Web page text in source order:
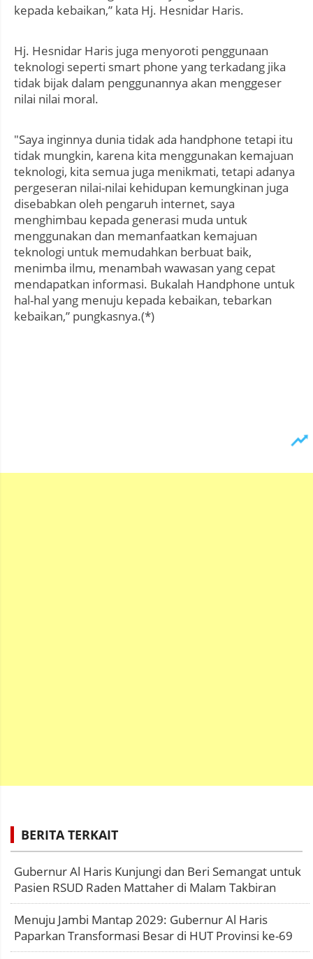
kepada kebaikan,” kata Hj. Hesnidar Haris.
Hj. Hesnidar Haris juga menyoroti penggunaan
teknologi seperti smart phone yang terkadang jika
tidak bijak dalam penggunannya akan menggeser
nilai nilai moral.
"Saya inginnya dunia tidak ada handphone tetapi itu
tidak mungkin, karena kita menggunakan kemajuan
teknologi, kita semua juga menikmati, tetapi adanya
pergeseran nilai-nilai kehidupan kemungkinan juga
disebabkan oleh pengaruh internet, saya
menghimbau kepada generasi muda untuk
menggunakan dan memanfaatkan kemajuan
teknologi untuk memudahkan berbuat baik,
menimba ilmu, menambah wawasan yang cepat
mendapatkan informasi. Bukalah Handphone untuk
hal-hal yang menuju kepada kebaikan, tebarkan
kebaikan,” pungkasnya.(*)
BERITA TERKAIT
Gubernur Al Haris Kunjungi dan Beri Semangat untuk
Pasien RSUD Raden Mattaher di Malam Takbiran
Menuju Jambi Mantap 2029: Gubernur Al Haris
Paparkan Transformasi Besar di HUT Provinsi ke-69